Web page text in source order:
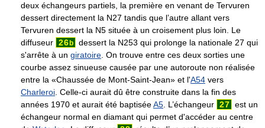
deux échangeurs partiels, la première en venant de Tervuren
dessert directement la N27 tandis que l’autre allant vers
Tervuren dessert la N5 située à un croisement plus loin. Le
diffuseur 26 b
dessert la N253 qui prolonge la nationale 27 qui
s'arrête à un giratoire. On trouve entre ces deux sorties une
courbe assez sinueuse causée par une autoroute non réalisée
entre la «Chaussée de Mont-Saint-Jean» et l'A54 vers
Charleroi. Celle-ci aurait dû être construite dans la fin des
années 1970 et aurait été baptiséeA5. L’échangeur 27 est un
échangeur normal en diamant qui permet d'accéder au centre